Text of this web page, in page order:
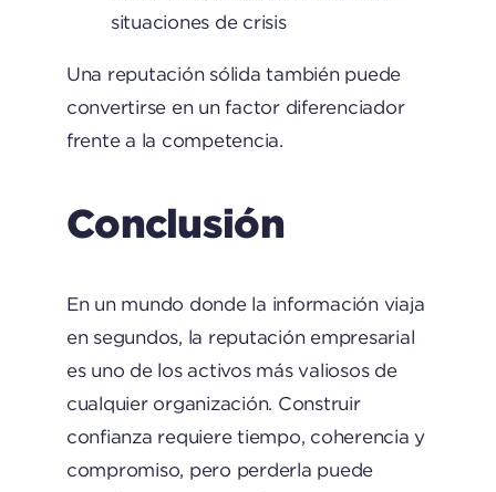
situaciones de crisis
Una reputación sólida también puede
convertirse en un factor diferenciador
frente a la competencia.
Conclusión
En un mundo donde la información viaja
en segundos, la reputación empresarial
es uno de los activos más valiosos de
cualquier organización. Construir
confianza requiere tiempo, coherencia y
compromiso, pero perderla puede